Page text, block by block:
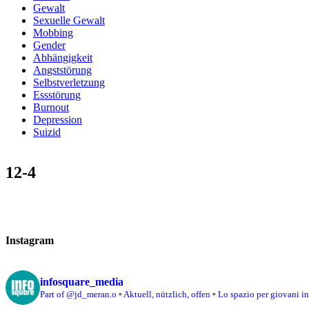
Gewalt
Sexuelle Gewalt
Mobbing
Gender
Abhängigkeit
Angststörung
Selbstverletzung
Essstörung
Burnout
Depression
Suizid
12-4
Instagram
infosquare_media
Part of @jd_meran.o ▫️ Aktuell, nützlich, offen ▫️ Lo spazio per giovani